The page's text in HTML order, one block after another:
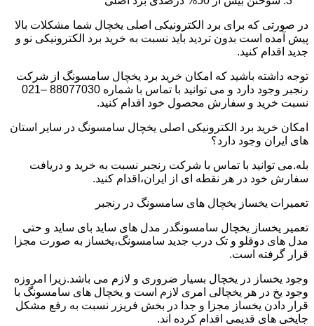
در صورتی که برای برد الکترونیکی اصلی یخچال شما مشکلات بالا
پیش آمده است بدون تردید باید نسبت به خرید برد الکترونیکی نو و
جدید اقدام کنید.
توجه داشته باشید که امکان خرید برد یخچال سامسونگ از شرکت
رنجبر وجود دارد و می توانید با تماس با شماره 88077030 –021
نسبت خرید و سفارش محصول خود اقدام کنید.
امکان خرید برد الکترونیکی اصلی یخچال سامسونگ در سایر استان
های ایران وجود دارد؟
بله.می توانید با تماس با شرکت رنجبر نسبت به خرید و دریافت
سفارش خود در هر نقطه ای از ایران،اقدام کنید.
تعمیرات یخساز یخچال های سامسونگ در رنجبر
تعمیر یخساز یخچال سامسونگدر مدل های ساید بای ساید و حتی
مدل های دوقلو و تک درب جدید سامسونگ،یخساز به صورت مجزا
قرار گرفته است.
وجود یخساز در یخچال بسیار ضروری و لازم می باشد.زیرا امروزه
وجود یخ در هر یخچالی امری لازم است و یخچال های سامسونگ با
قرار دادن یخساز مجزا و جدا در بخش فریزر نسبت به رفع مشکل
جایخی های قدیمی اقدام کرده اند.